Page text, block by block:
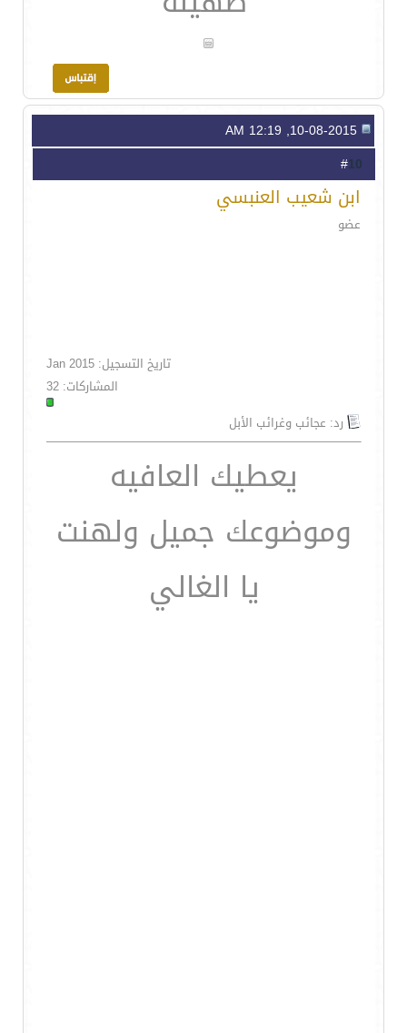
10
ابن شعيب العنبسي
عضو
تاريخ التسجيل: Jan 2015
المشاركات: 32
رد: عجائب وغرائب الأبل
يعطيك العافيه
وموضوعك جميل ولهنت
يا الغالي